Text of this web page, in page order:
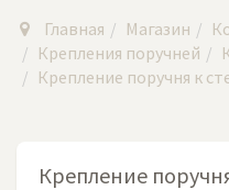
Главная Магазин
Крепления поручней
Крепление поручня к
Крепление